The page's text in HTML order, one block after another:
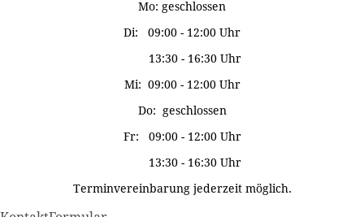
Mo: geschlossen
Di: 09:00 - 12:00 Uhr
13:30 - 16:30 Uhr
Mi: 09:00 - 12:00 Uhr
Do: geschlossen
Fr: 09:00 - 12:00 Uhr
13:30 - 16:30 Uhr
Terminvereinbarung jederzeit möglich.